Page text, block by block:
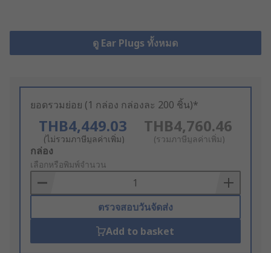
ดู Ear Plugs ทั้งหมด
ยอดรวมย่อย (1 กล่อง กล่องละ 200 ชิ้น)*
THB4,449.03
(ไม่รวมภาษีมูลค่าเพิ่ม)
THB4,760.46
(รวมภาษีมูลค่าเพิ่ม)
Add
to
Basket
กล่อง
เลือกหรือพิมพ์จำนวน
ตรวจสอบวันจัดส่ง
Add to basket